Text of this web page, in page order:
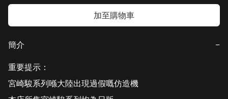
加至購物車
簡介
−
重要提示：
宮崎駿系列喺大陸出現過假嘅仿造機